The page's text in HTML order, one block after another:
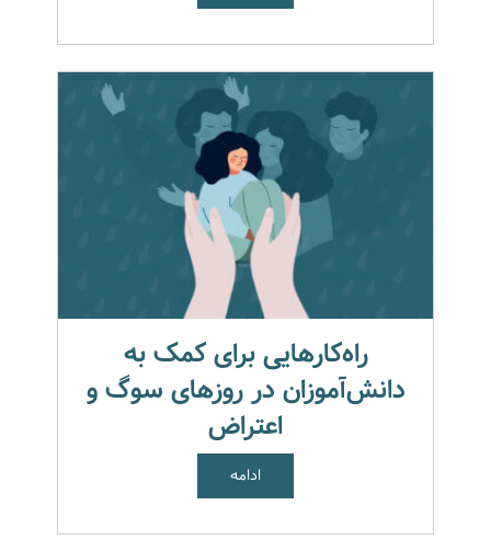
راه‌کارهایی برای کمک به
دانش‌آموزان در روزهای سوگ و
اعتراض
ادامه